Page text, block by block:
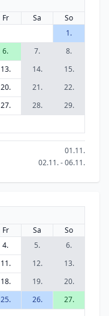
Fr Sa
So
1.
6. 7.
8.
13. 14.
15.
20. 21.
22.
27. 28.
29.
01.11.
02.11. - 06.11.
Fr Sa
So
4. 5.
6.
11. 12.
13.
18. 19.
20.
25. 26.
27.